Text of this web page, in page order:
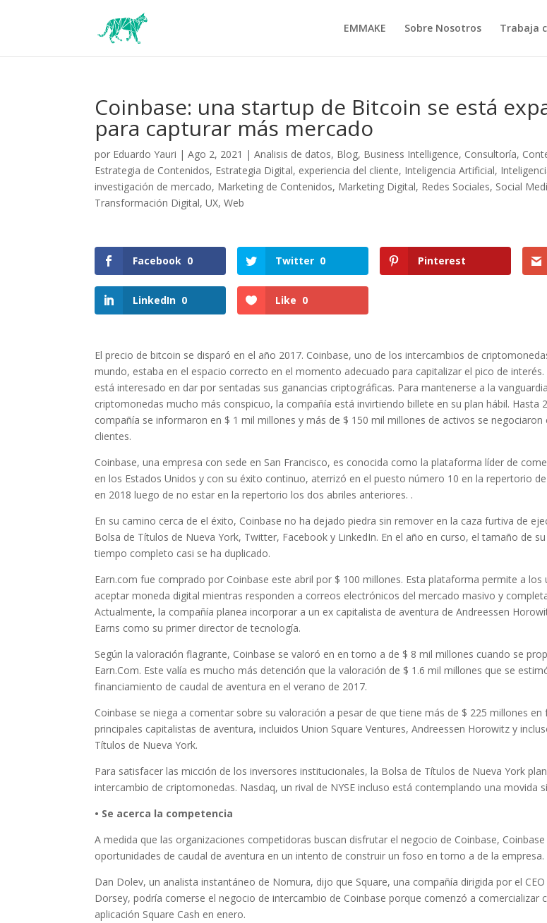
EMMAKE Sobre Nosotros Trabaja
Coinbase: una startup de Bitcoin se está
para capturar más mercado
por Eduardo Yauri |Ago 2, 2021 |Analisis de datos, Blog, Business Intelligence, Consultoría,
Estrategia de Contenidos, Estrategia Digital, experiencia del cliente, Inteligencia Artificial,
investigación de mercado, Marketing de Contenidos, Marketing Digital, Redes Sociales, Social
Transformación Digital,UX,Web
Facebook 0 Twitter 0 Pinterest
LinkedIn 0 Like 0
El precio de bitcoin se disparó en el año 2017. Coinbase, uno de los intercambios de
mundo, estaba en el espacio correcto en el momento adecuado para capitalizar el pico de interés.
está interesado en dar por sentadas sus ganancias criptográficas. Para mantenerse a la
criptomonedas mucho más conspicuo, la compañía está invirtiendo billete en su plan hábil. Hasta
compañía se informaron en $ 1 mil millones y más de $ 150 mil millones de activos se negociaron
clientes.
Coinbase, una empresa con sede en San Francisco, es conocida como la plataforma líder de
en los Estados Unidos y con su éxito continuo, aterrizó en el puesto número 10 en la repertorio
en 2018 luego de no estar en la repertorio los dos abriles anteriores. .
En su camino cerca de el éxito, Coinbase no ha dejado piedra sin remover en la caza furtiva de
Bolsa de Títulos de Nueva York, Twitter, Facebook y LinkedIn. En el año en curso, el tamaño de
tiempo completo casi se ha duplicado.
Earn.com fue comprado por Coinbase este abril por $ 100 millones. Esta plataforma permite a los
aceptar moneda digital mientras responden a correos electrónicos del mercado masivo y
Actualmente, la compañía planea incorporar a un ex capitalista de aventura de Andreessen
Earns como su primer director de tecnología.
Según la valoración flagrante, Coinbase se valoró en en torno a de $ 8 mil millones cuando se
Earn.Com. Este valía es mucho más detención que la valoración de $ 1.6 mil millones que se
financiamiento de caudal de aventura en el verano de 2017.
Coinbase se niega a comentar sobre su valoración a pesar de que tiene más de $ 225 millones en
principales capitalistas de aventura, incluidos Union Square Ventures, Andreessen Horowitz y
Títulos de Nueva York.
Para satisfacer las micción de los inversores institucionales, la Bolsa de Títulos de Nueva York
intercambio de criptomonedas. Nasdaq, un rival de NYSE incluso está contemplando una movida
• Se acerca la competencia
A medida que las organizaciones competidoras buscan disfrutar el negocio de Coinbase,
oportunidades de caudal de aventura en un intento de construir un foso en torno a de la empresa.
Dan Dolev, un analista instantáneo de Nomura, dijo que Square, una compañía dirigida por el
Dorsey, podría comerse el negocio de intercambio de Coinbase porque comenzó a comercializar
aplicación Square Cash en enero.